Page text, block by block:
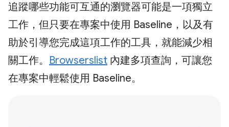
追蹤哪些功能可互通的瀏覽器可能是一項獨立
工作，但只要在專案中使用 Baseline，以及有
助於引導您完成這項工作的工具，就能減少相
關工作。 Browserslist 內建多項查詢，可讓您
在專案中輕鬆使用 Baseline。